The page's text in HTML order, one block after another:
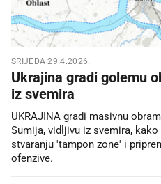
SRIJEDA 29.4.2026.
Ukrajina gradi golemu
iz svemira
UKRAJINA gradi masivnu
Sumija, vidljivu iz svemira,
stvaranju 'tampon zone' i
ofenzive.